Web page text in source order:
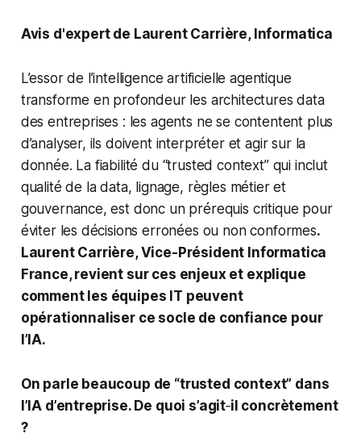
Avis d'expert de Laurent Carrière, Informatica
L’essor de l’intelligence artificielle agentique
transforme en profondeur les architectures data
des entreprises : les agents ne se contentent plus
d’analyser, ils doivent interpréter et agir sur la
donnée. La fiabilité du “trusted context” qui inclut
qualité de la data, lignage, règles métier et
gouvernance, est donc un prérequis critique pour
éviter les décisions erronées ou non conformes.
Laurent Carrière, Vice-Président Informatica
France, revient sur ces enjeux et explique
comment les équipes IT peuvent
opérationnaliser ce socle de confiance pour
l’IA.
On parle beaucoup de “trusted context” dans
l’IA d’entreprise. De quoi s’agit‑il concrètement
?